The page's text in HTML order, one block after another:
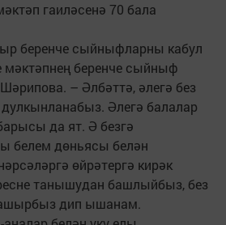
гаиләсенә 70 бала
беренче сыйныфларны кабул
мәктәпнең беренче сыйныф
– Әлбәттә, әлегә без
Әлегә балалар
да ят. Ә безгә
белем дөньясы белән
өйрәтергә кирәк
танышудан башлыйбыз, без
дип ышанам.